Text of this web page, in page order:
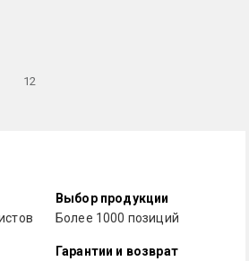
12
Выбор продукции
Более 1000 позиций
Гарантии и возврат